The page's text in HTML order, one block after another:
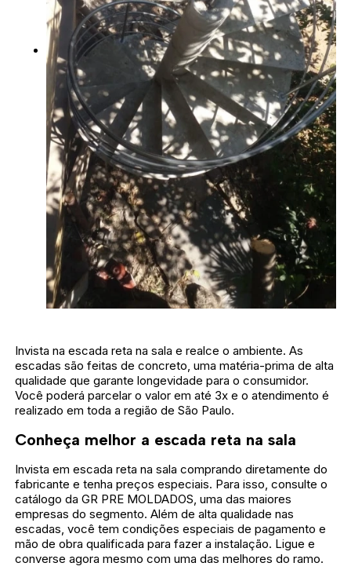
Invista na escada reta na sala e realce o ambiente. As
escadas são feitas de concreto, uma matéria-prima de alta
qualidade que garante longevidade para o consumidor.
Você poderá parcelar o valor em até 3x e o atendimento é
realizado em toda a região de São Paulo.
Conheça melhor a escada reta na sala
Invista em escada reta na sala comprando diretamente do
fabricante e tenha preços especiais. Para isso, consulte o
catálogo da GR PRE MOLDADOS, uma das maiores
empresas do segmento. Além de alta qualidade nas
escadas, você tem condições especiais de pagamento e
mão de obra qualificada para fazer a instalação. Ligue e
converse agora mesmo com uma das melhores do ramo.